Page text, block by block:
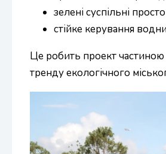
зелені суспільні
стійке керування
Це робить проект
тренду екологічного